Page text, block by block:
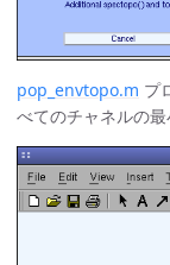
pop_envtopo.m プ
べてのチャネルの最